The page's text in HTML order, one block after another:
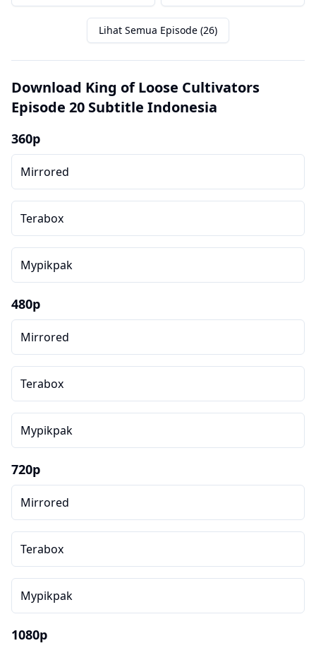
Lihat Semua Episode (26)
Download King of Loose Cultivators
Episode 20 Subtitle Indonesia
360p
Mirrored
Terabox
Mypikpak
480p
Mirrored
Terabox
Mypikpak
720p
Mirrored
Terabox
Mypikpak
1080p